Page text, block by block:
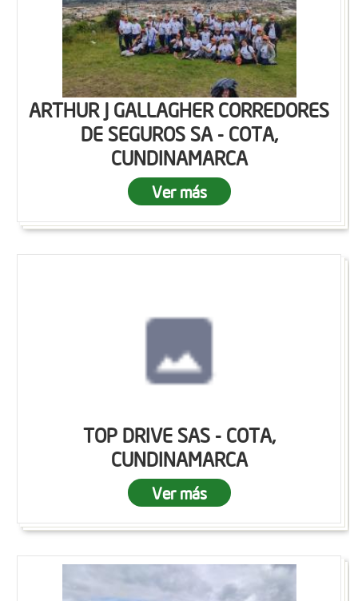
ARTHUR J GALLAGHER CORREDORES
DE SEGUROS SA - COTA,
CUNDINAMARCA
Ver más
TOP DRIVE SAS - COTA,
CUNDINAMARCA
Ver más